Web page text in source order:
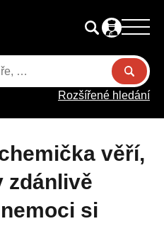
Rozšířené hledání
zdánlivě
si